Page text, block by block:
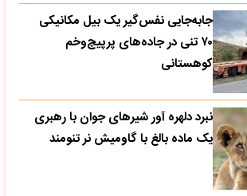
جابه‌جایی نفس‌گیر یک بیل مکانیکی
۷۰ تنی در جاده‌های پرپیچ‌وخم
کوهستانی
نبرد دلهره آور شیرهای جوان با رهبری
یک ماده بالغ با گاومیش نر تنومند